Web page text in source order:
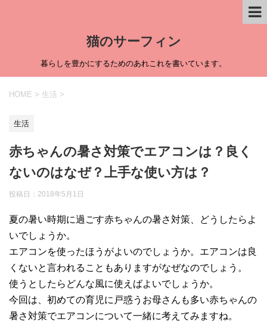
猫のサーフィン
暮らしを豊かにするためのあれこれを書いています。
HOME > 生活 >
生活
赤ちゃんの暑さ対策でエアコンは？良く
ないのはなぜ？上手な使い方は？
投稿日： 2018年5月1日
夏の暑い時期に過ごす赤ちゃんの暑さ対策、どうしたらよ
いでしょうか。
エアコンを使ったほうがよいのでしょうか。エアコンは良
くないと言われることもありますがなぜなのでしょう。
使うとしたらどんな風に使えばよいでしょうか。
今回は、初めての育児に戸惑うお母さんも多い赤ちゃんの
暑さ対策でエアコンについて一緒に考えてみますね。